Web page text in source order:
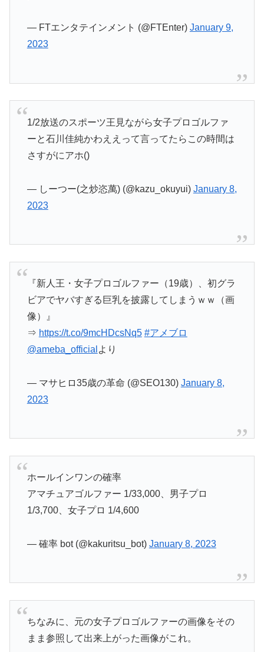
— FTエンタテインメント (@FTEnter) January 9,
2023
1/2放送のスポーツ王見ながら女子プロゴルファ
ーと石川佳純かわええって言ってたらこの時間は
さすがにアホ()
— しーつー(之炒恣萬) (@kazu_okuyui) January 8,
2023
『新人王・女子プロゴルファー（19歳）、初グラ
ビアでヤバすぎる巨乳を披露してしまうｗｗ（画
像）』
⇒ https://t.co/9mcHDcsNq5 #アメブロ
@ameba_official より
— マサヒロ35歳の革命 (@SEO130) January 8,
2023
ホールインワンの確率
アマチュアゴルファー 1/33,000、男子プロ
1/3,700、女子プロ 1/4,600
— 確率 bot (@kakuritsu_bot) January 8, 2023
ちなみに、元の女子プロゴルファーの画像をその
まま参照して出来上がった画像がこれ。